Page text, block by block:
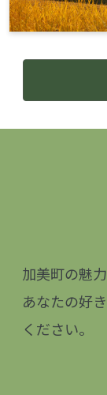
加美町の魅
あなたの好
ください。